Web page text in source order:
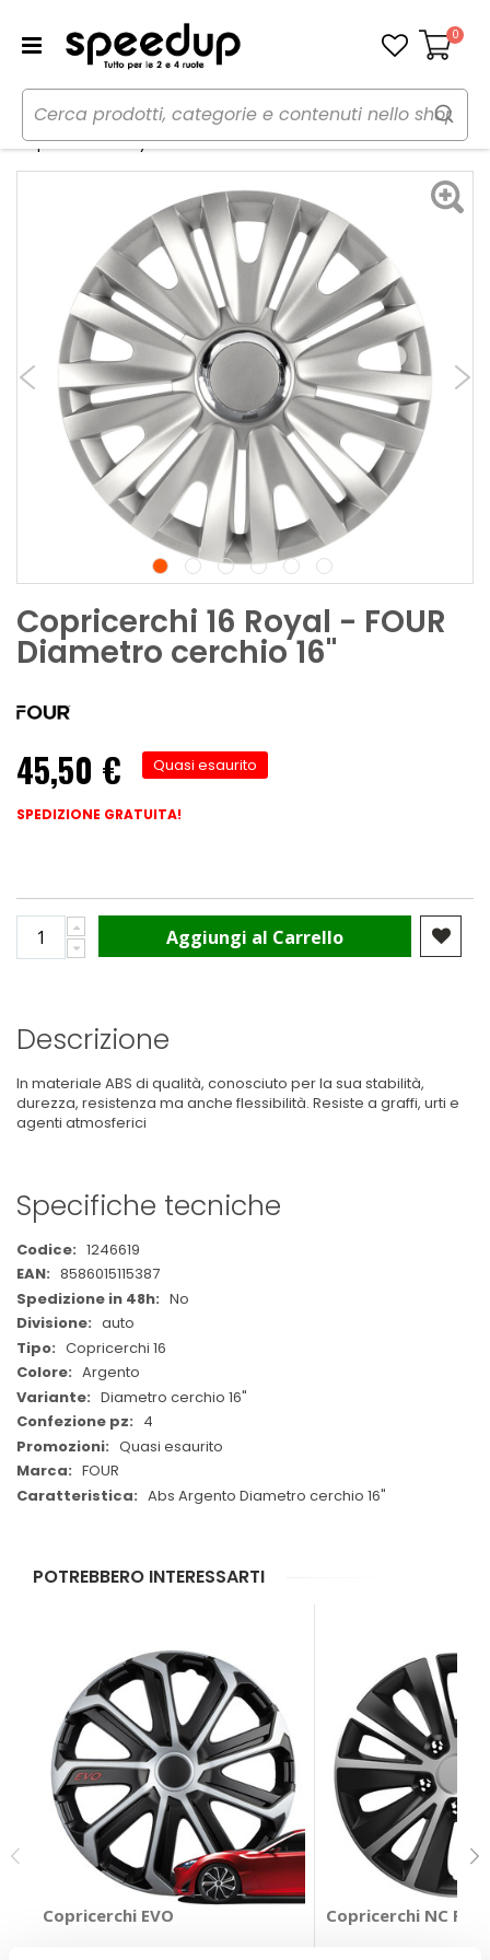
Carrello
0
Home Auto Accessori esterni auto
Copricerchi
Copricerchi 16 Royal - FOUR
Copricerchi 16 Royal - FOUR
Diametro cerchio 16"
45,50 € Quasi esaurito
SPEDIZIONE GRATUITA!
Aggiungi al Carrello
Descrizione
In materiale ABS di qualità, conosciuto per la sua stabilità,
durezza, resistenza ma anche flessibilità. Resiste a graffi, urti e
agenti atmosferici
Specifiche tecniche
Maggiori
Informazioni
1246619
8586015115387
No
auto
Copricerchi 16
Argento
Diametro cerchio 16"
4
Quasi esaurito
FOUR
Abs Argento Diametro cerchio 16"
POTREBBERO INTERESSARTI
Copricerchi EVO